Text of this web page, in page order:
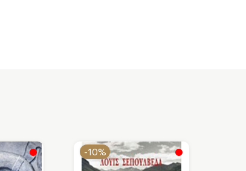
-10%